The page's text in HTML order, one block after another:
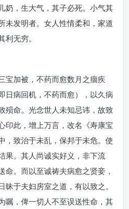
奶，生大气，其子必死。小气其
未发明者。女人性情柔和，家道
无穷。
宝加被，不药而愈数月之痼疾
日病回机，不药而愈），以久病
殒命。光念世人未知忌讳，故致
印此，增上万言，改名《寿康宝
，致治于未乱，保邦于未危。使
果。其人尚诚实好义，非下流
命。而以至诚祷夫病愈之贤妾，
于夫妇房室之道，有以致之。
嘱，俾一切人不至误送性命，其